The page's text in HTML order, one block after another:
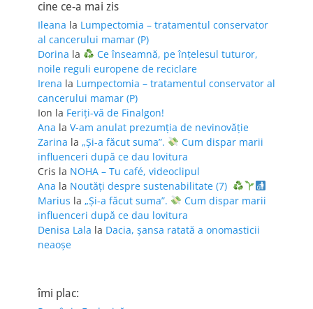
cine ce-a mai zis
Ileana la Lumpectomia – tratamentul conservator
al cancerului mamar (P)
Dorina la
Ce înseamnă, pe înțelesul tuturor,
noile reguli europene de reciclare
Irena la Lumpectomia – tratamentul conservator al
cancerului mamar (P)
Ion la Feriţi-vă de Finalgon!
Ana la V-am anulat prezumția de nevinovăție
Zarina la „Și-a făcut suma”.
Cum dispar marii
influenceri după ce dau lovitura
Cris la NOHA – Tu café, videoclipul
Ana la Noutăți despre sustenabilitate (7)
Marius la „Și-a făcut suma”.
Cum dispar marii
influenceri după ce dau lovitura
Denisa Lala la Dacia, șansa ratată a onomasticii
neaoșe
îmi plac: